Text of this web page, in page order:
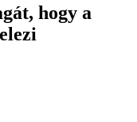
hogy a